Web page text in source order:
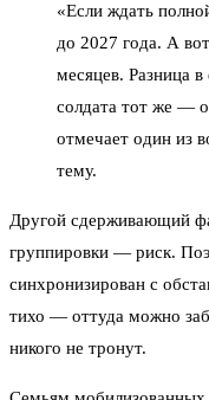
«Если ждать
до 2027 года. А
месяцев. Разница
солдата тот же —
отмечает один из
тему.
Другой сдерживающий
группировки — риск.
синхронизирован с
тихо — оттуда можно
никого не тронут.